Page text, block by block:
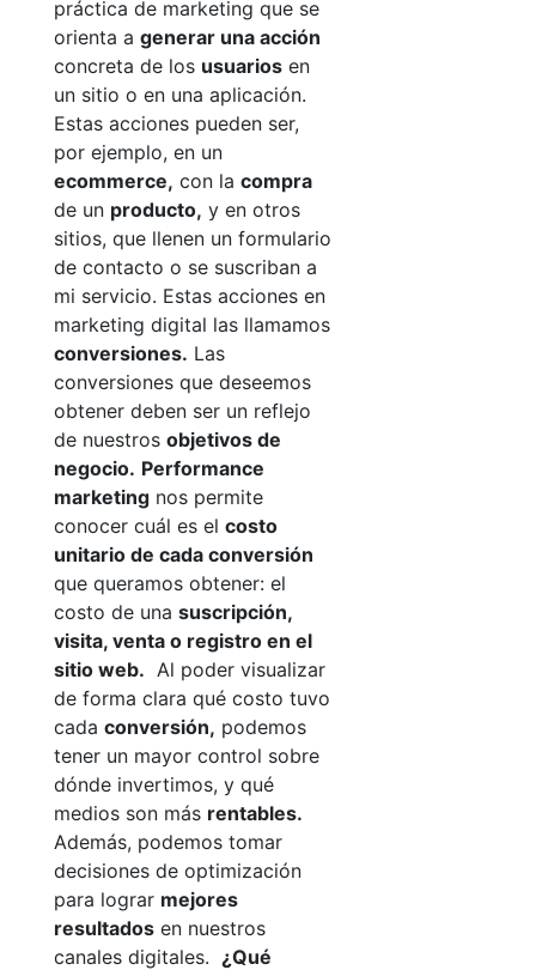
práctica de marketing que se
orienta a generar una acción
concreta de los usuarios en
un sitio o en una aplicación.
Estas acciones pueden ser,
por ejemplo, en un
ecommerce, con la compra
de un producto, y en otros
sitios, que llenen un formulario
de contacto o se suscriban a
mi servicio. Estas acciones en
marketing digital las llamamos
conversiones. Las
conversiones que deseemos
obtener deben ser un reflejo
de nuestros objetivos de
negocio. Performance
marketing nos permite
conocer cuál es el costo
unitario de cada conversión
que queramos obtener: el
costo de una suscripción,
visita, venta o registro en el
sitio web. Al poder visualizar
de forma clara qué costo tuvo
cada conversión, podemos
tener un mayor control sobre
dónde invertimos, y qué
medios son más rentables.
Además, podemos tomar
decisiones de optimización
para lograr mejores
resultados en nuestros
canales digitales. ¿Qué